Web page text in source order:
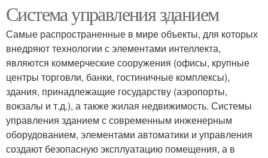
Система управления зданием
Самые распространенные в мире объекты, для которых
внедряют технологии с элементами интеллекта,
являются коммерческие сооружения (офисы, крупные
центры торговли, банки, гостиничные комплексы),
здания, принадлежащие государству (аэропорты,
вокзалы и т.д.), а также жилая недвижимость. Системы
управления зданием с современным инженерным
оборудованием, элементами автоматики и управления
создают безопасную эксплуатацию помещения, а в